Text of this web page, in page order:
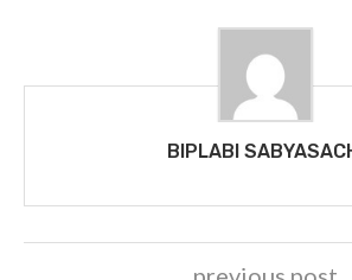
You Might Also Like
আজকের পত্রিকা- ১৬ জানুয়ারী ২০২১, বাং-২ মাঘ ১৪২৭
Today News : আজকের পত্রিকা – ১৯ সেপ্টেম্বর
আজকের পত্রিকা – ১৪ জুন ২০২৩, বাঃ – ৩০ জ্যৈষ্ঠ